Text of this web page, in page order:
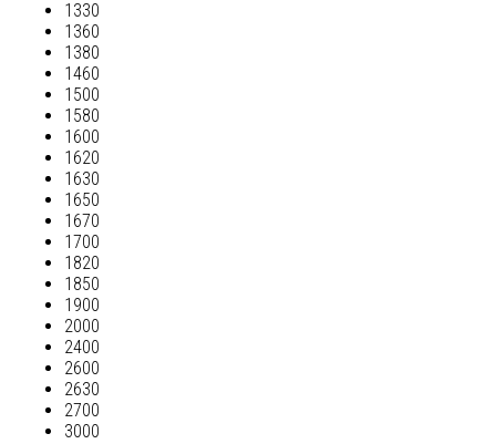
1330
1360
1380
1460
1500
1580
1600
1620
1630
1650
1670
1700
1820
1850
1900
2000
2400
2600
2630
2700
3000